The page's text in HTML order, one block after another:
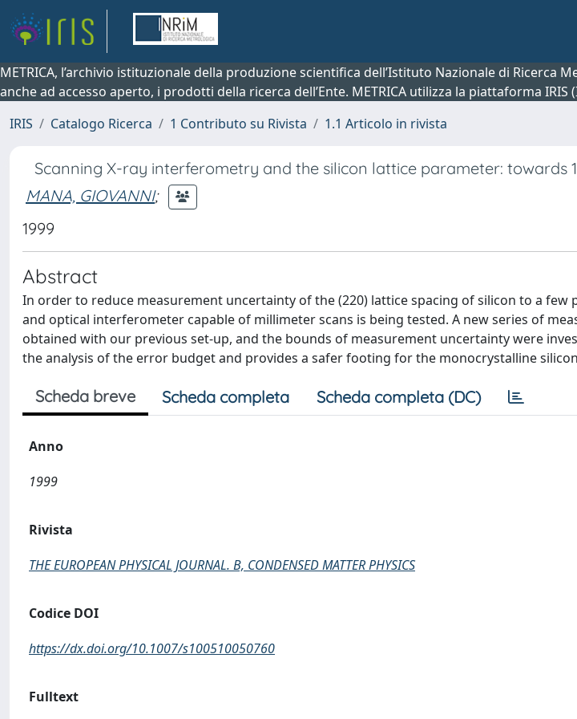
METRICA, l’archivio istituzionale della produzione scientifica dell’Istituto Nazionale di
anche ad accesso aperto, i prodotti della ricerca dell’Ente. METRICA utilizza la piattaforma
IRIS
Catalogo Ricerca 1 Contributo su Rivista 1.1 Articolo in rivista
Scanning X-ray interferometry and the silicon lattice parameter: towards
MANA, GIOVANNI;
1999
Abstract
In order to reduce measurement uncertainty of the (220) lattice spacing of silicon to a few
and optical interferometer capable of millimeter scans is being tested. A new series of
obtained with our previous set-up, and the bounds of measurement uncertainty were
the analysis of the error budget and provides a safer footing for the monocrystalline
Scheda breve Scheda completa Scheda completa (DC)
Anno
1999
Rivista
THE EUROPEAN PHYSICAL JOURNAL. B, CONDENSED MATTER PHYSICS
Codice DOI
https://dx.doi.org/10.1007/s100510050760
Fulltext